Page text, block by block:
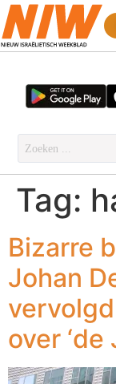
Tag:
Bizarre
Johan
over ‘de